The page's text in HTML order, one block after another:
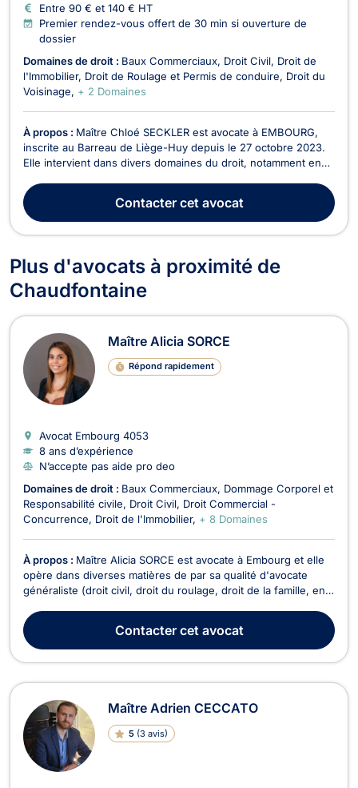
Entre 90 € et 140 € HT
Premier rendez-vous offert de 30 min si ouverture de
dossier
Domaines de droit : Baux Commerciaux Droit Civil Droit de
l'Immobilier Droit de Roulage et Permis de conduire
Droit du
Voisinage
+ 2 Domaines
À propos : Maître Chloé SECKLER est avocate à EMBOURG,
inscrite au Barreau de Liège-Huy depuis le 27 octobre 2023.
Elle intervient dans divers domaines du droit, notamment en
Voisinage, Droit Pénal, Baux Commerciaux, Recouvrement de
créance - Saisie - Procédure d’exécution,...
Contactercet avocat
Plus d'avocats à proximité de
Chaudfontaine
Maître Alicia SORCE
Répond rapidement
Avocat Embourg 4053
8 ans d’expérience
N’accepte pas aide pro deo
Domaines de droit : Baux Commerciaux Dommage Corporel et
Responsabilité civile
Droit Civil Droit Commercial -
Concurrence
Droit de l'Immobilier + 8 Domaines
À propos : Maître Alicia SORCE est avocate à Embourg et elle
opère dans diverses matières de par sa qualité d'avocate
généraliste (droit civil, droit du roulage, droit de la famille, en
concurrence, en droit des sociétés, en droit pénal, en droit du
dommage corporel, droit de la ...
Contactercet avocat
Maître Adrien CECCATO
5 (3 avis)